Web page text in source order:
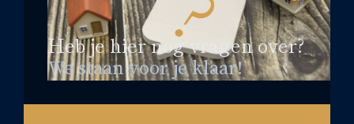
Heb je hier nog vragen over?
We staan voor je klaar!